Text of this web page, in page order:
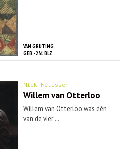
VAN GRUTING
GEB - 231 BLZ
Niek Nelissen
Willem van Otterloo
Willem van Otterloo was één
van de vier ...